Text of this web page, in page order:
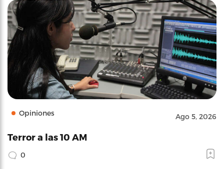
Opiniones Ago 5, 2026
Terror a las 10 AM
0